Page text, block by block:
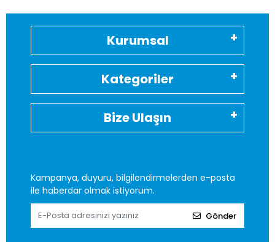
Kurumsal
Kategoriler
Bize Ulaşın
Kampanya, duyuru, bilgilendirmelerden e-posta
ile haberdar olmak istiyorum.
Gönder